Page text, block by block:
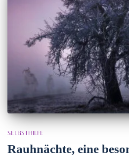
SELBSTHILFE
Rauhnächte, eine